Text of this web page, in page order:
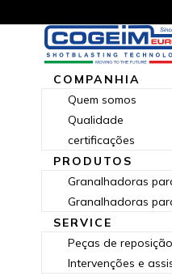
COMPANHIA
Quem somos
Qualidade
certificações
PRODUTOS
Granalhadoras
Granalhadoras
SERVICE
Peças de
Intervenções e